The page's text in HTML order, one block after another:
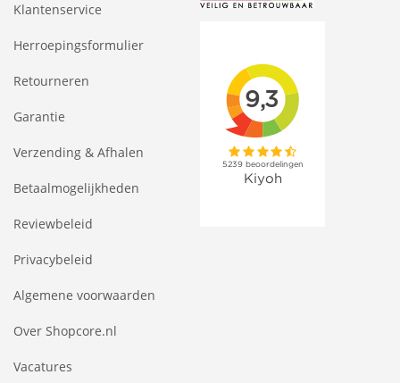
Klantenservice
Herroepingsformulier
Retourneren
Garantie
Verzending & Afhalen
Betaalmogelijkheden
Reviewbeleid
Privacybeleid
Algemene voorwaarden
Over Shopcore.nl
Vacatures